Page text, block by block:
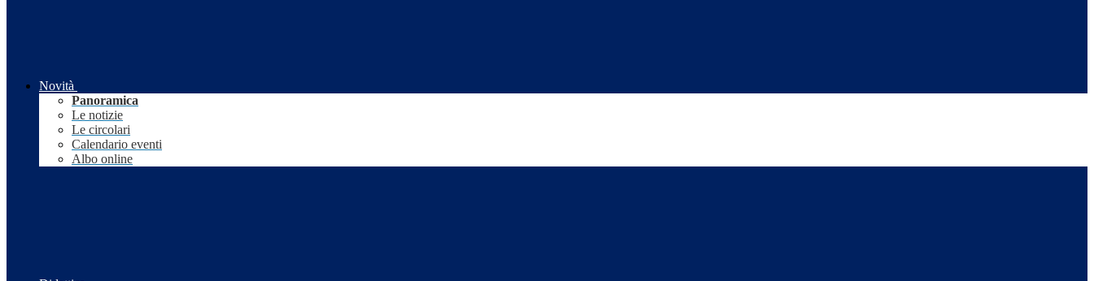
Novità
Panoramica
Le notizie
Le circolari
Calendario eventi
Albo online